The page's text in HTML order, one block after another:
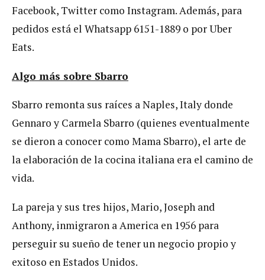
Facebook, Twitter como Instagram. Además, para
pedidos está el Whatsapp 6151-1889 o por Uber
Eats.
Algo más sobre Sbarro
Sbarro remonta sus raíces a Naples, Italy donde
Gennaro y Carmela Sbarro (quienes eventualmente
se dieron a conocer como Mama Sbarro), el arte de
la elaboración de la cocina italiana era el camino de
vida.
La pareja y sus tres hijos, Mario, Joseph and
Anthony, inmigraron a America en 1956 para
perseguir su sueño de tener un negocio propio y
exitoso en Estados Unidos.